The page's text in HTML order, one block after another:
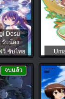
Desu
รับน้อง
วี่ ซับไทย
จบแล้ว